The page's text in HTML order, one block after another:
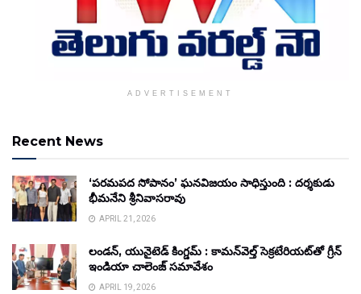
ADVERTISEMENT
Recent News
‘పరమపద సోపానం’ ఘనవిజయం సాధిస్తుంది : దర్శకుడు
భీమనేని శ్రీనివాసరావు
APRIL 21, 2026
లండన్, యునైటెడ్ కింగ్డమ్ : కామన్‌వెల్త్ సెక్రటేరియట్‌తో గ్రీన్
ఇండియా చాలెంజ్ సమావేశం
APRIL 19, 2026